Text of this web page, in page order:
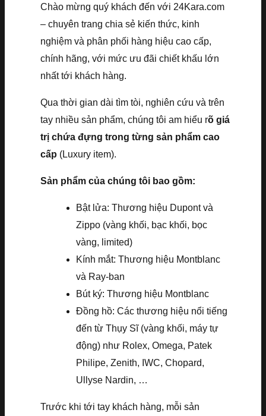
Chào mừng quý khách đến với 24Kara.com
– chuyên trang chia sẻ kiến thức, kinh
nghiệm và phân phối hàng hiệu cao cấp,
chính hãng, với mức ưu đãi chiết khấu lớn
nhất tới khách hàng.
Qua thời gian dài tìm tòi, nghiên cứu và trên
tay nhiều sản phẩm, chúng tôi am hiểu rõ giá
trị chứa đựng trong từng sản phẩm cao
cấp (Luxury item).
Sản phẩm của chúng tôi bao gồm:
Bật lửa: Thương hiệu Dupont và
Zippo (vàng khối, bạc khối, bọc
vàng, limited)
Kính mắt: Thương hiệu Montblanc
và Ray-ban
Bút ký: Thương hiệu Montblanc
Đồng hồ: Các thương hiệu nổi tiếng
đến từ Thụy Sĩ (vàng khối, máy tự
động) như Rolex, Omega, Patek
Philipe, Zenith, IWC, Chopard,
Ullyse Nardin, …
Trước khi tới tay khách hàng, mỗi sản